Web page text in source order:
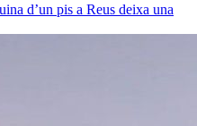
d’un pis a Reus deixa una